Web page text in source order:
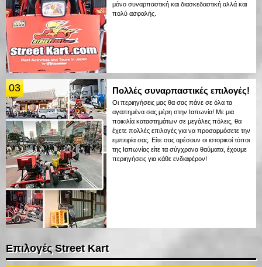
μόνο συναρπαστική και διασκεδαστική αλλά και
πολύ ασφαλής.
03 Πολλές συναρπαστικές επιλογές!
Οι περιηγήσεις μας θα σας πάνε σε όλα τα
αγαπημένα σας μέρη στην Ιαπωνία! Με μια
ποικιλία καταστημάτων σε μεγάλες πόλεις, θα
έχετε πολλές επιλογές για να προσαρμόσετε την
εμπειρία σας. Είτε σας αρέσουν οι ιστορικοί τόποι
της Ιαπωνίας είτε τα σύγχρονα θαύματα, έχουμε
περιηγήσεις για κάθε ενδιαφέρον!
Επιλογές Street Kart